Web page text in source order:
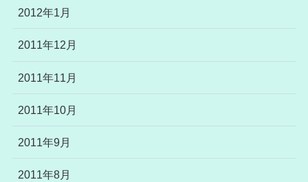
2012年1月
2011年12月
2011年11月
2011年10月
2011年9月
2011年8月